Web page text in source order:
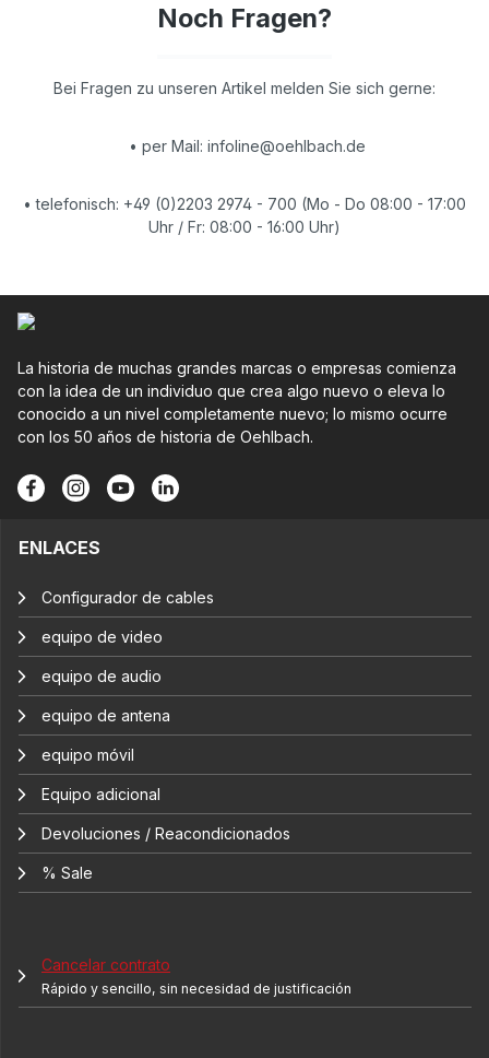
Noch Fragen?
Bei Fragen zu unseren Artikel melden Sie sich gerne:
• per Mail: infoline@oehlbach.de
• telefonisch: +49 (0)2203 2974 - 700 (Mo - Do 08:00 - 17:00
Uhr / Fr: 08:00 - 16:00 Uhr)
La historia de muchas grandes marcas o empresas comienza
con la idea de un individuo que crea algo nuevo o eleva lo
conocido a un nivel completamente nuevo; lo mismo ocurre
con los 50 años de historia de Oehlbach.
ENLACES
Configurador de cables
equipo de video
equipo de audio
equipo de antena
equipo móvil
Equipo adicional
Devoluciones / Reacondicionados
% Sale
Cancelar contrato
Rápido y sencillo, sin necesidad de justificación